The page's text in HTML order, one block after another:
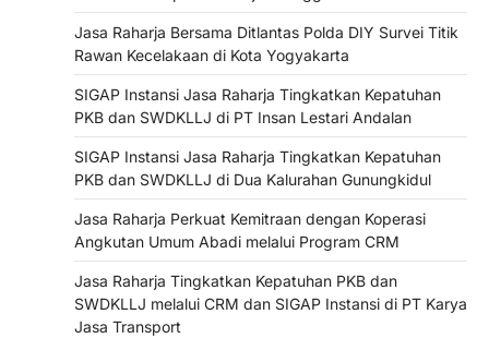
Jasa Raharja Bersama Ditlantas Polda DIY Survei Titik
Rawan Kecelakaan di Kota Yogyakarta
SIGAP Instansi Jasa Raharja Tingkatkan Kepatuhan
PKB dan SWDKLLJ di PT Insan Lestari Andalan
SIGAP Instansi Jasa Raharja Tingkatkan Kepatuhan
PKB dan SWDKLLJ di Dua Kalurahan Gunungkidul
Jasa Raharja Perkuat Kemitraan dengan Koperasi
Angkutan Umum Abadi melalui Program CRM
Jasa Raharja Tingkatkan Kepatuhan PKB dan
SWDKLLJ melalui CRM dan SIGAP Instansi di PT Karya
Jasa Transport